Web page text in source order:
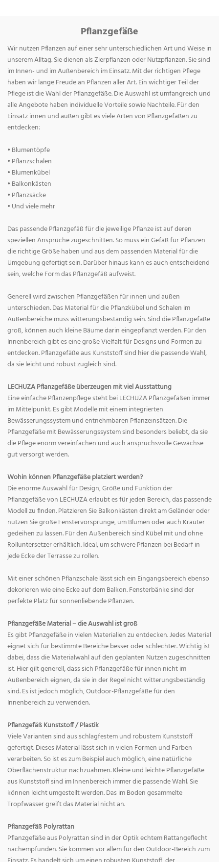
Pflanzgefäße
Wir nutzen Pflanzen auf einer sehr unterschiedlichen Art und Weise in
unserem Alltag. Sie dienen als Zierpflanzen oder Nutzpflanzen. Sie sind
im Innen- und im Außenbereich im Einsatz. Mit der richtigen Pflege
haben wir lange Freude an Pflanzen aller Art. Ein wichtiger Teil der
Pflege ist die Wahl der Pflanzgefäße. Die Auswahl ist umfangreich und
alle Angebote haben individuelle Vorteile sowie Nachteile. Für den
Einsatz innen und außen gibt es viele Arten von Pflanzgefäßen zu
entdecken:
• Blumentöpfe
• Pflanzschalen
• Blumenkübel
• Balkonkästen
• Pflanzsäcke
• Und viele mehr
Das passende Pflanzgefäß für die jeweilige Pflanze ist auf deren
speziellen Ansprüche zugeschnitten. So muss ein Gefäß für Pflanzen
die richtige Größe haben und aus dem passenden Material für die
Umgebung gefertigt sein. Darüber hinaus kann es auch entscheidend
sein, welche Form das Pflanzgefäß aufweist.
Generell wird zwischen Pflanzgefäßen für innen und außen
unterschieden. Das Material für die Pflanzkübel und Schalen im
Außenbereiche muss witterungsbeständig sein. Sind die Pflanzgefäße
groß, können auch kleine Bäume darin eingepflanzt werden. Für den
Innenbereich gibt es eine große Vielfalt für Designs und Formen zu
entdecken. Pflanzgefäße aus Kunststoff sind hier die passende Wahl,
da sie leicht und robust zugleich sind.
LECHUZA Pflanzgefäße überzeugen mit viel Ausstattung
Eine einfache Pflanzenpflege steht bei LECHUZA Pflanzgefäßen immer
im Mittelpunkt. Es gibt Modelle mit einem integrierten
Bewässerungssystem und entnehmbaren Pflanzeinsätzen. Die
Pflanzgefäße mit Bewässerungssystem sind besonders beliebt, da sie
die Pflege enorm vereinfachen und auch anspruchsvolle Gewächse
gut versorgt werden.
Wohin können Pflanzgefäße platziert werden?
Die enorme Auswahl für Design, Größe und Funktion der
Pflanzgefäße von LECHUZA erlaubt es für jeden Bereich, das passende
Modell zu finden. Platzieren Sie Balkonkästen direkt am Geländer oder
nutzen Sie große Fenstervorsprünge, um Blumen oder auch Kräuter
gedeihen zu lassen. Für den Außenbereich sind Kübel mit und ohne
Rolluntersetzer erhältlich. Ideal, um schwere Pflanzen bei Bedarf in
jede Ecke der Terrasse zu rollen.
Mit einer schönen Pflanzschale lässt sich ein Eingangsbereich ebenso
dekorieren wie eine Ecke auf dem Balkon. Fensterbänke sind der
perfekte Platz für sonnenliebende Pflanzen.
Pflanzgefäße Material – die Auswahl ist groß
Es gibt Pflanzgefäße in vielen Materialien zu entdecken. Jedes Material
eignet sich für bestimmte Bereiche besser oder schlechter. Wichtig ist
dabei, dass die Materialwahl auf den geplanten Nutzen zugeschnitten
ist. Hier gilt generell, dass sich Pflanzgefäße für innen nicht im
Außenbereich eignen, da sie in der Regel nicht witterungsbeständig
sind. Es ist jedoch möglich, Outdoor-Pflanzgefäße für den
Innenbereich zu verwenden.
Pflanzgefäß Kunststoff / Plastik
Viele Varianten sind aus schlagfestem und robustem Kunststoff
gefertigt. Dieses Material lässt sich in vielen Formen und Farben
verarbeiten. So ist es zum Beispiel auch möglich, eine natürliche
Oberflächenstruktur nachzuahmen. Kleine und leichte Pflanzgefäße
aus Kunststoff sind im Innenbereich immer die passende Wahl. Sie
können leicht umgestellt werden. Das im Boden gesammelte
Tropfwasser greift das Material nicht an.
Pflanzgefäß Polyrattan
Pflanzgefäße aus Polyrattan sind in der Optik echtem Rattangeflecht
nachempfunden. Sie kommen vor allem für den Outdoor-Bereich zum